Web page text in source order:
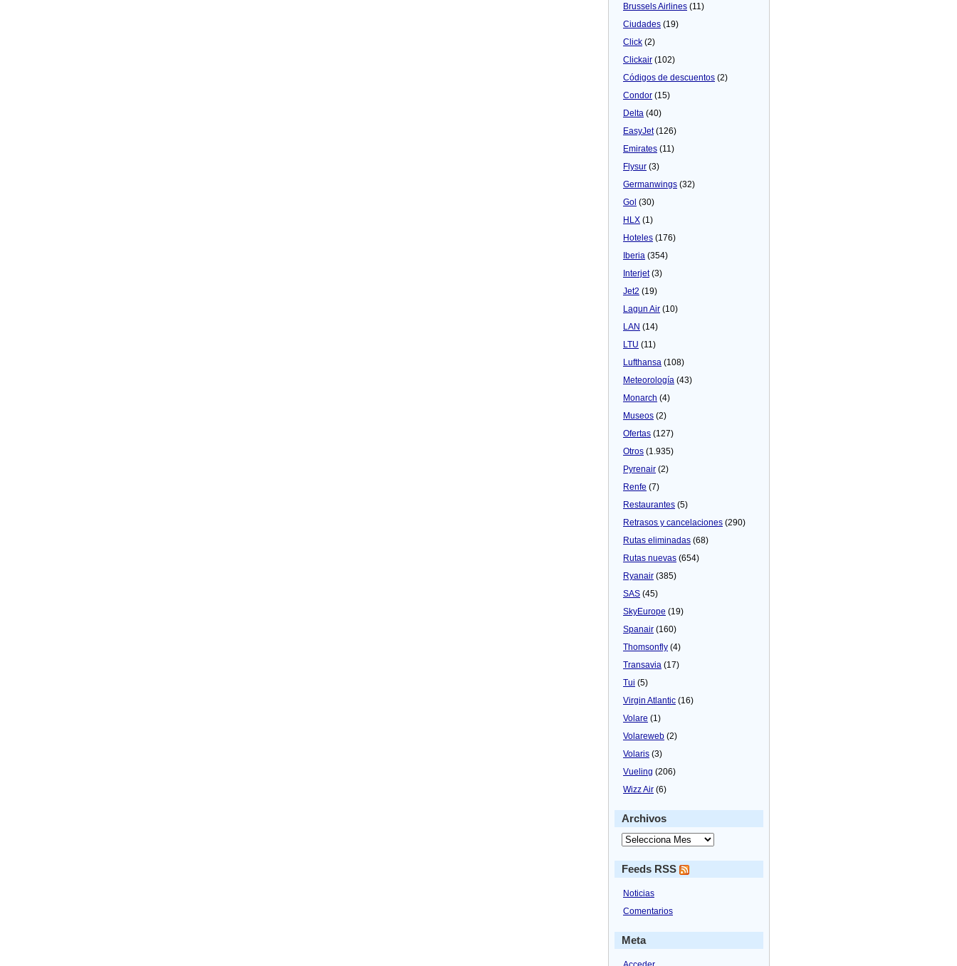
Brussels Airlines (11)
Ciudades (19)
Click (2)
Clickair (102)
Códigos de descuentos (2)
Condor (15)
Delta (40)
EasyJet(126)
Emirates (11)
Flysur (3)
Germanwings (32)
Gol (30)
HLX (1)
Hoteles (176)
Iberia (354)
Interjet(3)
Jet2 (19)
Lagun Air (10)
LAN (14)
LTU (11)
Lufthansa (108)
Meteorologí­a (43)
Monarch (4)
Museos (2)
Ofertas (127)
Otros (1.935)
Pyrenair (2)
Renfe (7)
Restaurantes (5)
Retrasos y cancelaciones (290)
Rutas eliminadas (68)
Rutas nuevas (654)
Ryanair (385)
SAS (45)
SkyEurope (19)
Spanair (160)
Thomsonfly (4)
Transavia (17)
Tui (5)
Virgin Atlantic (16)
Volare (1)
Volareweb (2)
Volaris (3)
Vueling (206)
Wizz Air (6)
Archivos
Feeds RSS
Noticias
Comentarios
Meta